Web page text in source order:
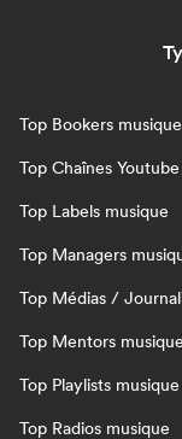
Top Bookers musique
Top Chaînes
Top Labels musique
Top Managers
Top Médias /
Top Mentors musique
Top Playlists musique
Top Radios musique